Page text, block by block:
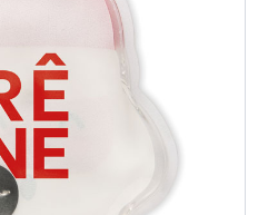
Prix (Ascendant)
Prix (Descendant)
Date (Newest First)
Date (Oldest First)